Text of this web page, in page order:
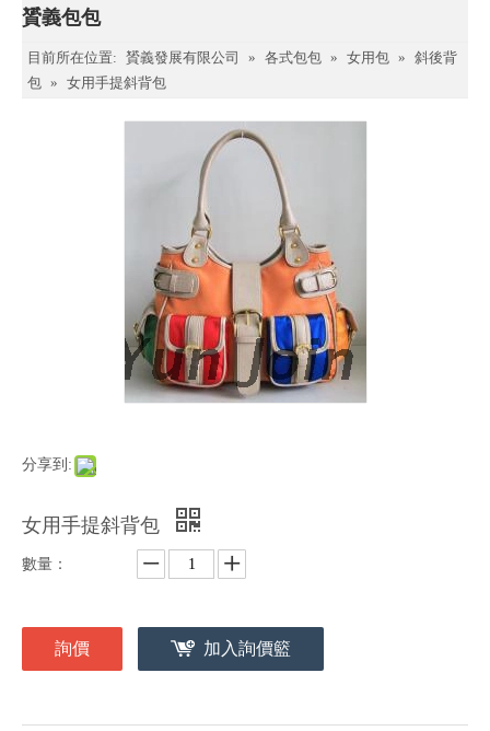
贇義包包
目前所在位置: 贇義發展有限公司 » 各式包包 » 女用包 » 斜後背
包 » 女用手提斜背包
分享到:
女用手提斜背包
數量：
詢價 加入詢價籃